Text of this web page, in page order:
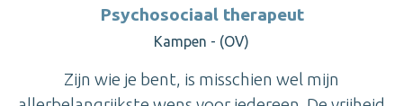
Psychosociaal therapeut
Kampen - (OV)
Zijn wie je bent, is misschien wel mijn